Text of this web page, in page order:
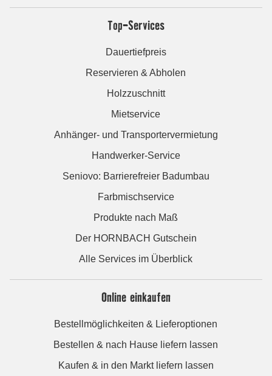
Top-Services
Dauertiefpreis
Reservieren & Abholen
Holzzuschnitt
Mietservice
Anhänger- und Transportervermietung
Handwerker-Service
Seniovo: Barrierefreier Badumbau
Farbmischservice
Produkte nach Maß
Der HORNBACH Gutschein
Alle Services im Überblick
Online einkaufen
Bestellmöglichkeiten & Lieferoptionen
Bestellen & nach Hause liefern lassen
Kaufen & in den Markt liefern lassen